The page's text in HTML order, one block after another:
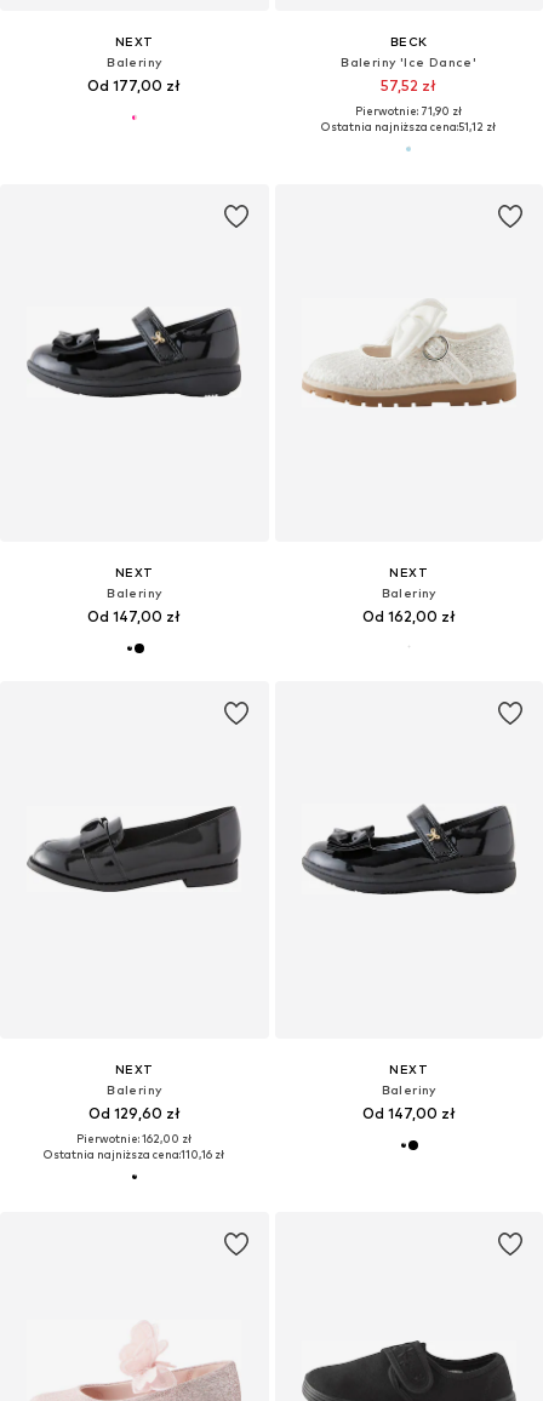
NEXT
Baleriny
Od 177,00 zł
BECK
Baleriny 'Ice Dance'
57,52 zł
Pierwotnie: 71,90 zł
Ostatnia najniższa cena:51,12 zł
NEXT
Baleriny
Od 147,00 zł
NEXT
Baleriny
Od 162,00 zł
NEXT
Baleriny
Od 129,60 zł
Pierwotnie: 162,00 zł
Ostatnia najniższa cena:110,16 zł
NEXT
Baleriny
Od 147,00 zł